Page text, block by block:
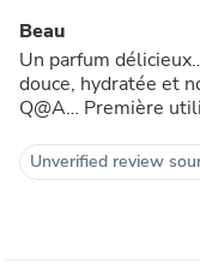
Beau
Un parfum
douce, hydratée et
Q@A… Première
Unverified review